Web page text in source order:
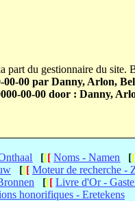
part du gestionnaire du site.
00-00 par Danny, Arlon,
00-00 door : Danny,
[[[ Noms - Namen [[
[[[ Moteur de recherche -
[[[ Livre d'Or -
honorifiques - Eretekens